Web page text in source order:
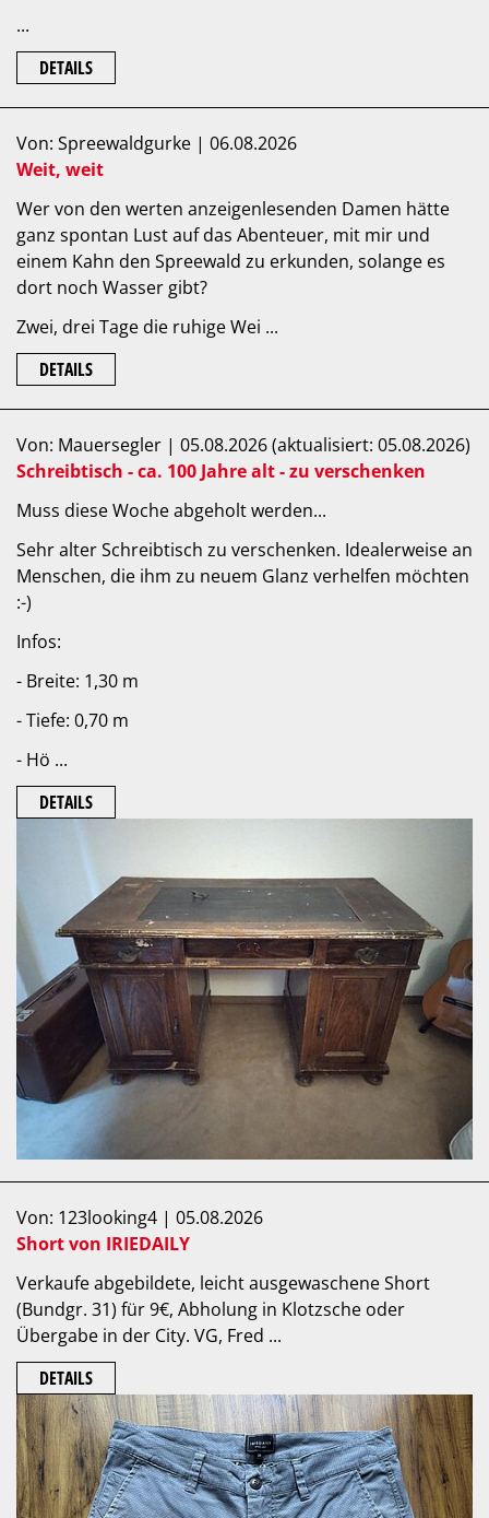
...
DETAILS
Von: Spreewaldgurke | 06.08.2026
Weit, weit
Wer von den werten anzeigenlesenden Damen hätte
ganz spontan Lust auf das Abenteuer, mit mir und
einem Kahn den Spreewald zu erkunden, solange es
dort noch Wasser gibt?
Zwei, drei Tage die ruhige Wei ...
DETAILS
Von: Mauersegler | 05.08.2026 (aktualisiert: 05.08.2026)
Schreibtisch - ca. 100 Jahre alt - zu verschenken
Muss diese Woche abgeholt werden...
Sehr alter Schreibtisch zu verschenken. Idealerweise an
Menschen, die ihm zu neuem Glanz verhelfen möchten
:-)
Infos:
- Breite: 1,30 m
- Tiefe: 0,70 m
- Hö ...
DETAILS
Von: 123looking4 | 05.08.2026
Short von IRIEDAILY
Verkaufe abgebildete, leicht ausgewaschene Short
(Bundgr. 31) für 9€, Abholung in Klotzsche oder
Übergabe in der City. VG, Fred ...
DETAILS